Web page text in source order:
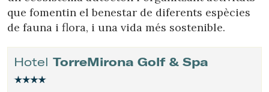
que fomentin el benestar de diferents espècies
de fauna i flora, i una vida més sostenible.
Hotel TorreMirona Golf & Spa